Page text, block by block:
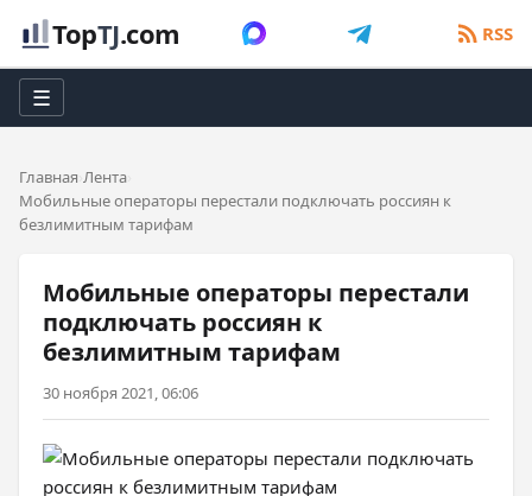
TopTJ.com RSS
☰
Главная Лента
Мобильные операторы перестали подключать россиян к
безлимитным тарифам
Мобильные операторы перестали
подключать россиян к
безлимитным тарифам
30 ноября 2021, 06:06